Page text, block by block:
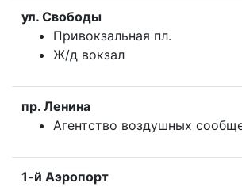
ул. Свободы
Привокзальная пл.
Ж/д вокзал
пр. Ленина
Агентство воздушных
1-й Аэропорт